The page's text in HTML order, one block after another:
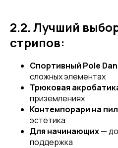
2.2. Лучший
стрипов:
Спортивный Pole
сложных элементах
Трюковая
приземлениях
Контемпорари на
эстетика
Для начинающих—
поддержка